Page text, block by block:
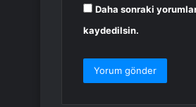
Daha sonraki
kaydedilsin.